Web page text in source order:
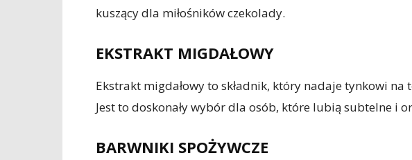
kuszący dla miłośników czekolady.
EKSTRAKT MIGDAŁOWY
Ekstrakt migdałowy to składnik, który nadaje tynkowi
Jest to doskonały wybór dla osób, które lubią subtelne i
BARWNIKI SPOŻYWCZE